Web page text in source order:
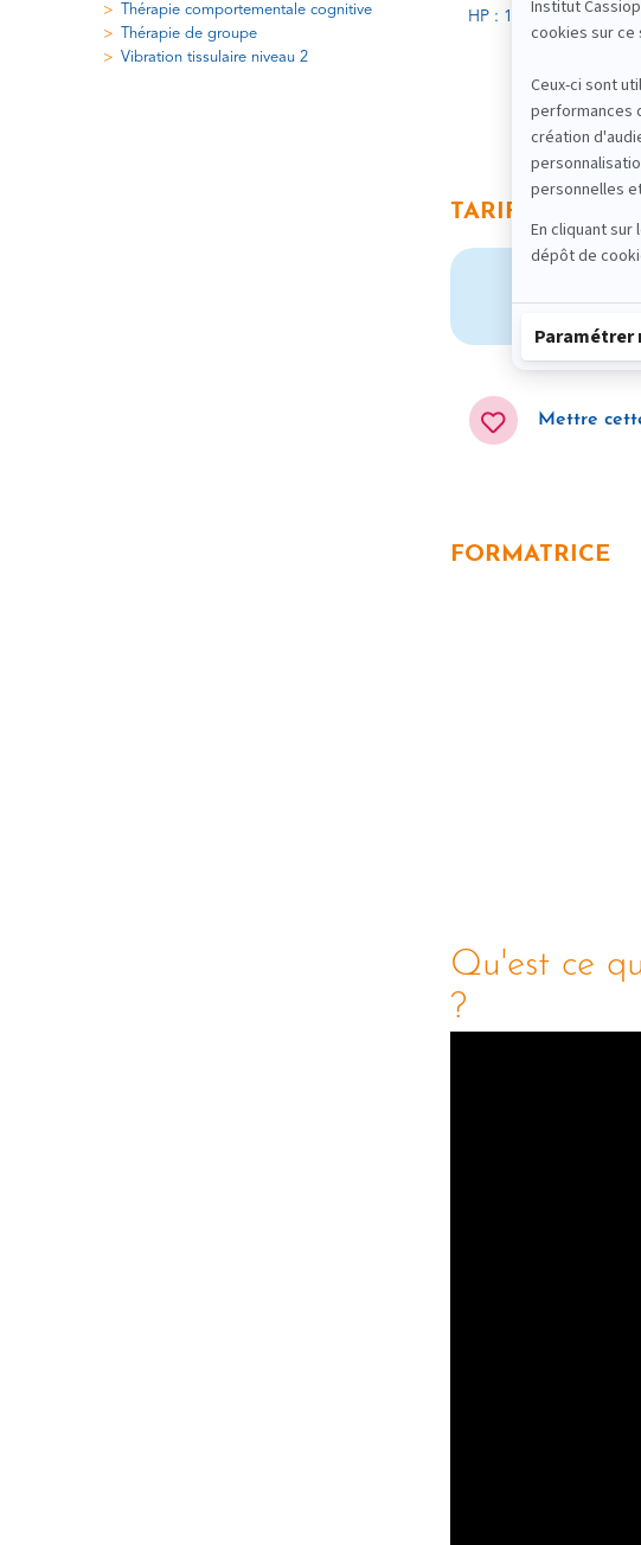
Thérapie comportementale cognitive
Thérapie de groupe
Vibration tissulaire niveau 2
HP : 16 - 18 octobre
TARIF
Mettre
FORMATRICE
Qu'est ce
?